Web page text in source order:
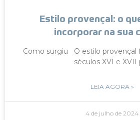
Estilo provençal: o
incorporar na sua
Como surgiu O estilo provençal
séculos XVI e XVII
LEIA AGORA »
4 de julho de 2024